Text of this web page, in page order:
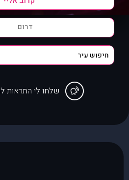
דרום
שלחו לי התראות